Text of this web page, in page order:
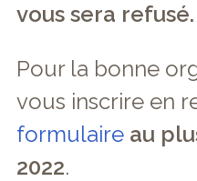
vous sera refusé.
Pour la bonne
vous inscrire en
formulaire au
2022.